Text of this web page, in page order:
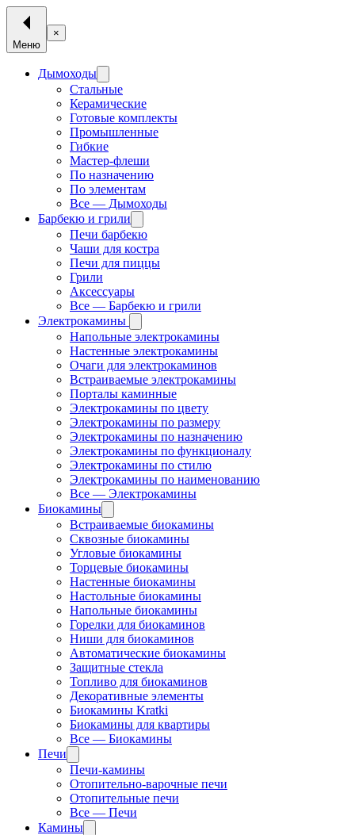
Меню
×
Дымоходы
Стальные
Керамические
Готовые комплекты
Промышленные
Гибкие
Мастер-флеши
По назначению
По элементам
Все — Дымоходы
Барбекю и грили
Печи барбекю
Чаши для костра
Печи для пиццы
Грили
Аксессуары
Все — Барбекю и грили
Электрокамины
Напольные электрокамины
Настенные электрокамины
Очаги для электрокаминов
Встраиваемые электрокамины
Порталы каминные
Электрокамины по цвету
Электрокамины по размеру
Электрокамины по назначению
Электрокамины по функционалу
Электрокамины по стилю
Электрокамины по наименованию
Все — Электрокамины
Биокамины
Встраиваемые биокамины
Сквозные биокамины
Угловые биокамины
Торцевые биокамины
Настенные биокамины
Настольные биокамины
Напольные биокамины
Горелки для биокаминов
Ниши для биокаминов
Автоматические биокамины
Защитные стекла
Топливо для биокаминов
Декоративные элементы
Биокамины Kratki
Биокамины для квартиры
Все — Биокамины
Печи
Печи-камины
Отопительно-варочные печи
Отопительные печи
Все — Печи
Камины